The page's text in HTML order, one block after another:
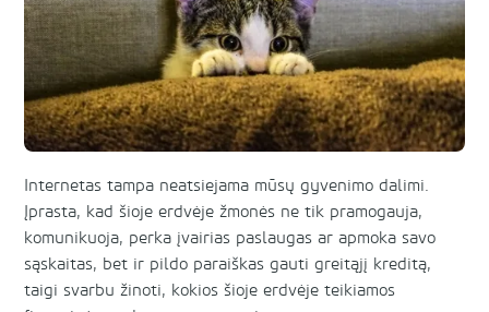
Internetas tampa neatsiejama mūsų gyvenimo dalimi.
Įprasta, kad šioje erdvėje žmonės ne tik pramogauja,
komunikuoja, perka įvairias paslaugas ar apmoka savo
sąskaitas, bet ir pildo paraiškas gauti greitąjį kreditą,
taigi svarbu žinoti, kokios šioje erdvėje teikiamos